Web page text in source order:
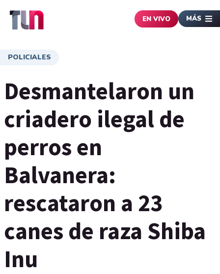
EN VIVO MÁS
POLICIALES
Desmantelaron un
criadero ilegal de
perros en
Balvanera:
rescataron a 23
canes de raza Shiba
Inu